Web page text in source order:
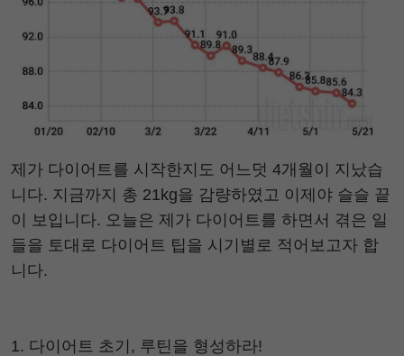
제가 다이어트를 시작한지도 어느덧 4개월이 지났습
니다. 지금까지 총 21kg을 감량하였고 이제야 슬슬 끝
이 보입니다. 오늘은 제가 다이어트를 하면서 겪은 일
들을 토대로 다이어트 팁을 시기별로 적어보고자 합
니다.
1. 다이어트 초기, 루틴을 형성하라!